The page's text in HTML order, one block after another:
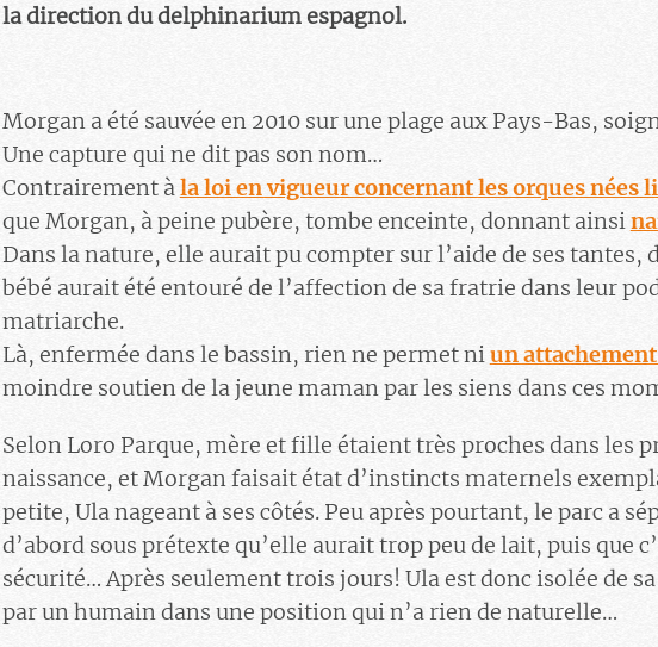
la direction du delphinarium espagnol.
Morgan a été sauvée en 2010 sur une plage aux Pays-Bas,
Une capture qui ne dit pas son nom…
Contrairement àla loi en vigueur concernant les orques nées
que Morgan, à peine pubère, tombe enceinte, donnant ainsi
Dans la nature, elle aurait pu compter sur l’aide de ses tantes,
bébé aurait été entouré de l’affection de sa fratrie dans leur
matriarche.
Là, enfermée dans le bassin, rien ne permet niun
moindre soutien de la jeune maman par les siens dans ces
Selon Loro Parque, mère et fille étaient très proches dans les
naissance, et Morgan faisait état d’instincts maternels
petite, Ula nageant à ses côtés. Peu après pourtant, le parc a
d’abord sous prétexte qu’elle aurait trop peu de lait, puis que
sécurité… Après seulement trois jours! Ula est donc isolée de
par un humain dans une position qui n’a rien de naturelle…